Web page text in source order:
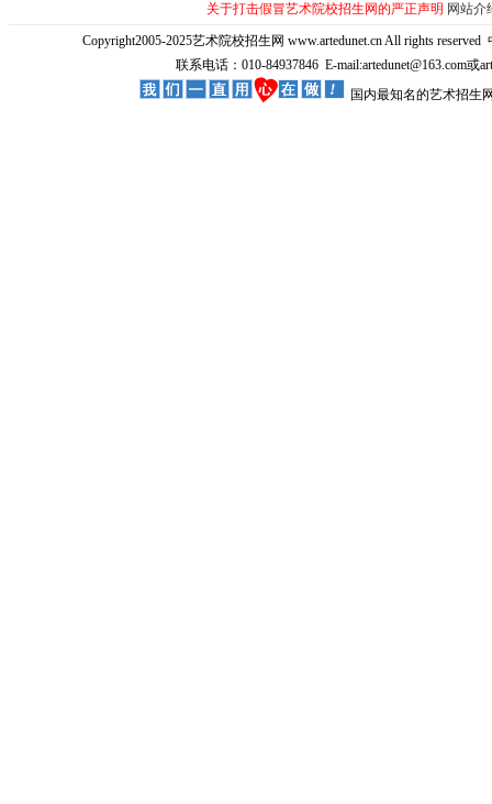
关于打击假冒艺术院校招生网的严正声明 网站介
Copyright2005-2025艺术院校招生网 www.artedunet.cn All rights reserved
联系电话：010-84937846 E-mail:artedunet@163.com或
国内最知名的艺术招生